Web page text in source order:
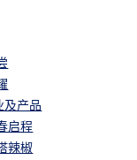
及产品
启程
辣椒